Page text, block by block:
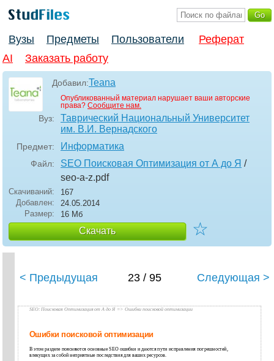
Вузы Предметы Пользователи
Реферат
AI
Заказать работу
Добавил:Teana
Опубликованный материал нарушает ваши авторские
права? Сообщите нам.
Вуз:
Таврический Национальный Университет
им. В.И. Вернадского
Предмет: Информатика
Файл: SEO Поисковая Оптимизация от А до Я /
seo-a-z.pdf
Скачиваний:
167
Добавлен:
24.05.2014
Размер:
16 Мб
Скачать ☆
< Предыдущая 23 / 95 Следующая >
SEO: Поисковая Оптимизация от А до Я => Ошибки поисковой оптимизации
Ошибки поисковой оптимизации
В этом разделе поясняются основные SEO ошибки и даются пути исправления погрешностей,
влекущих за собой неприятные последствия для ваших ресурсов.